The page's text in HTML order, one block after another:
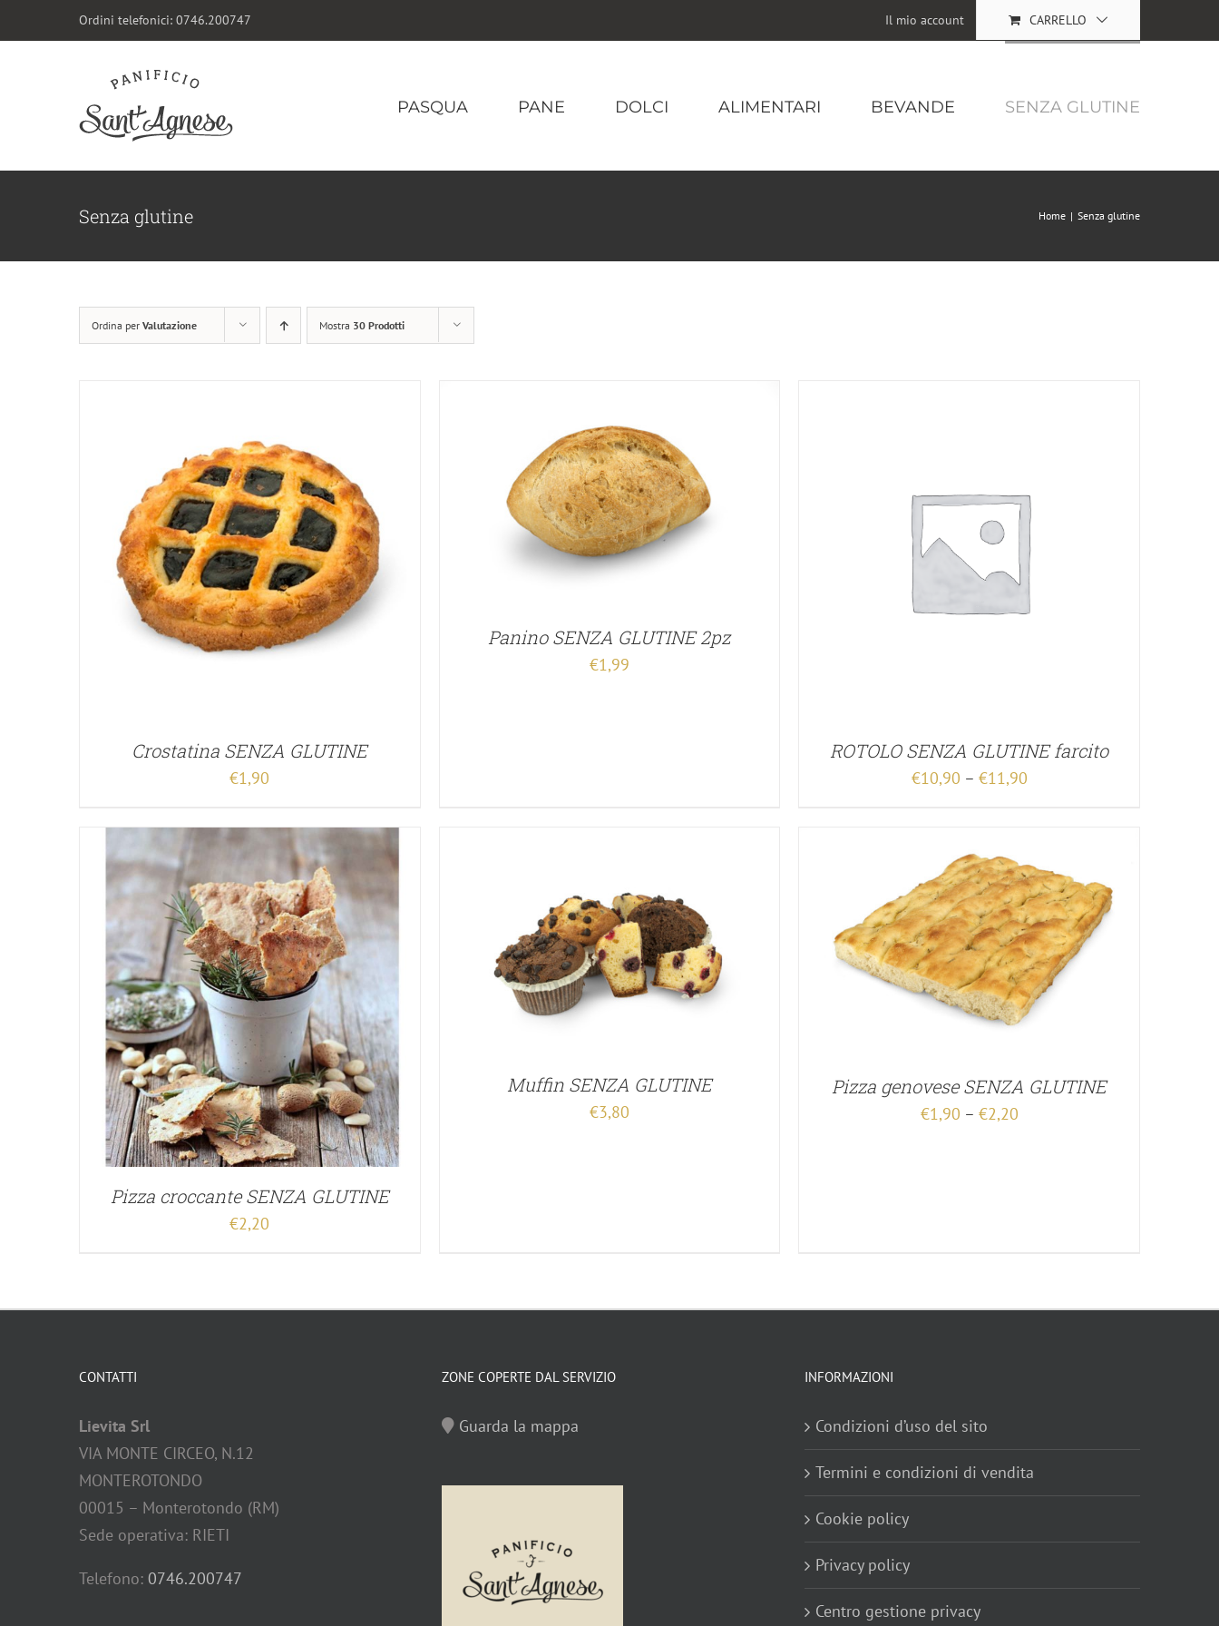
al
Ordini telefonici: 0746.200747 Il mio account CARRELLO
PASQUA PANE DOLCI ALIMENTARI BEVANDE SENZA GLUTINE
Senza glutine Home | Senza glutine
Ordina per Valutazione Mostra 30 Prodotti
Crostatina SENZA GLUTINE
€1,90
Panino SENZA GLUTINE 2pz
€1,99
ROTOLO SENZA GLUTINE farcito
€10,90 – €11,90
Pizza croccante SENZA GLUTINE
€2,20
Muffin SENZA GLUTINE
€3,80
Pizza genovese SENZA GLUTINE
€1,90 – €2,20
CONTATTI
Lievita Srl
VIA MONTE CIRCEO, N.12
MONTEROTONDO
00015 – Monterotondo (RM)
Sede operativa: RIETI
Telefono: 0746.200747
ZONE COPERTE DAL SERVIZIO
Guarda la mappa
INFORMAZIONI
Condizioni d’uso del sito
Termini e condizioni di vendita
Cookie policy
Privacy policy
Centro gestione privacy